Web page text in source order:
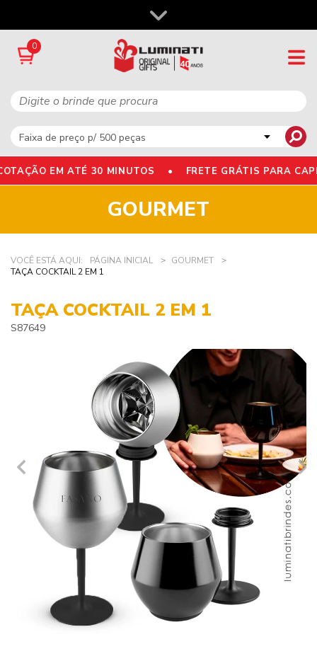
0
EM ATÉ 30 MINUTOS • FRETE GRÁTIS PARA
GOURMET
VOCÊ ESTÁ AQUI: PÁGINA INICIAL
GOURMET
TAÇA COCKTAIL 2 EM 1
TAÇA COCKTAIL 2 EM 1
S87649